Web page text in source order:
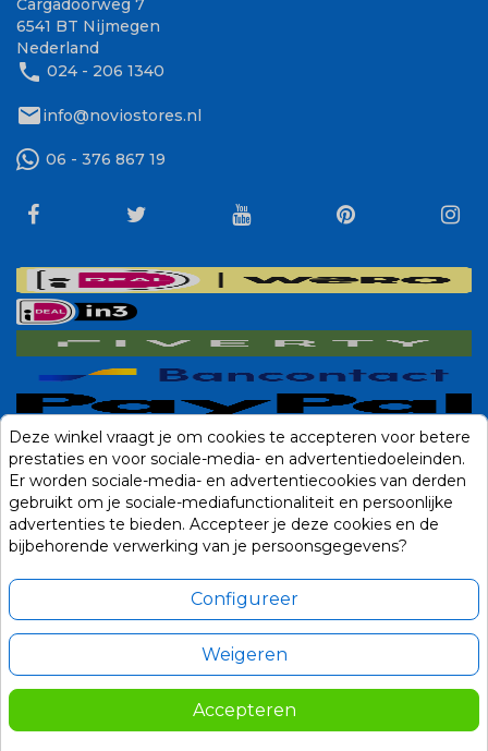
Cargadoorweg 7
6541 BT Nijmegen
Nederland
phone 024 - 206 1340
mailinfo@noviostores.nl
06 - 376 867 19
Deze winkel vraagt je om cookies te accepteren voor betere
prestaties en voor sociale-media- en advertentiedoeleinden.
Er worden sociale-media- en advertentiecookies van derden
gebruikt om je sociale-mediafunctionaliteit en persoonlijke
advertenties te bieden. Accepteer je deze cookies en de
bijbehorende verwerking van je persoonsgegevens?
Configureer
Weigeren
Accepteren